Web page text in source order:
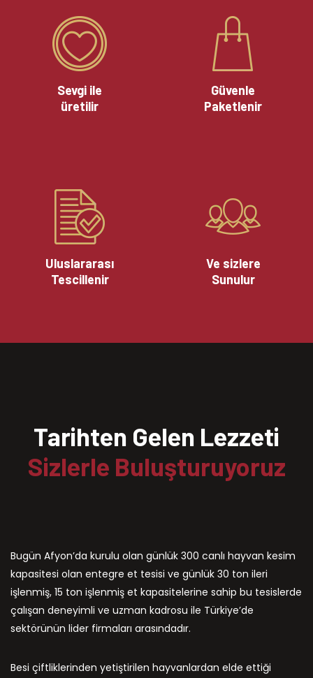
Sevgi ile
üretilir
Güvenle
Paketlenir
Uluslararası
Tescillenir
Ve sizlere
Sunulur
Tarihten Gelen Lezzeti
Sizlerle Buluşturuyoruz
Bugün Afyon’da kurulu olan günlük 300 canlı hayvan kesim
kapasitesi olan entegre et tesisi ve günlük 30 ton ileri
işlenmiş, 15 ton işlenmiş et kapasitelerine sahip bu tesislerde
çalışan deneyimli ve uzman kadrosu ile Türkiye’de
sektörünün lider firmaları arasındadır.
Besi çiftliklerinden yetiştirilen hayvanlardan elde ettiği